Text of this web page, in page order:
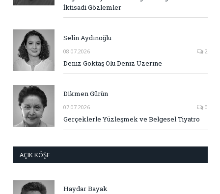
İktisadi Gözlemler
Selin Aydınoğlu
08.07.2026 2
Deniz Göktaş Ölü Deniz Üzerine
Dikmen Gürün
07.07.2026 0
Gerçeklerle Yüzleşmek ve Belgesel Tiyatro
AÇIK KÖŞE
Haydar Bayak